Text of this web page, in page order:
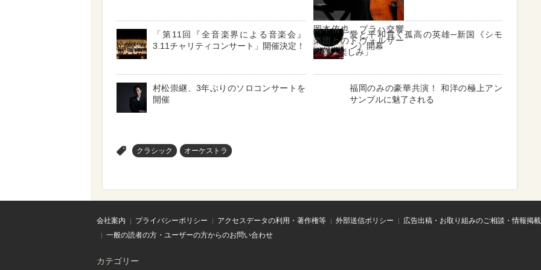
岡本侑也、プラハ交響
楽団とのドヴォルザー
クに「楽しみ」
「第11回『全音楽界による音楽会』
3.11チャリティコンサート」開催決定！
愛と平和貫く孤高の英雄─新国《シモ
ン》開幕
村松崇継、3年ぶりのソロコンサートを
開催
福岡のみの豪華共演！ 和洋の極上アン
サンブルに魅了される
クラシック オーケストラ
会社案内 プライバシーポリシー アクセスデータの利用・著作権等 外部送信ポリシー
広告出稿・お取り組みのご相談・情報掲
一般の読者の方・ユーザーの方からのお問い合わせ
カテゴリー